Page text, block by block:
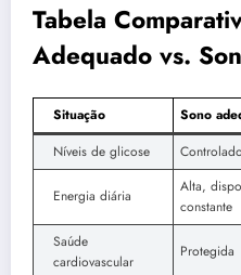
Tabela
Adequado vs.
Situação Sono
Níveis de glicose
Energia diária
Alta,
constante
Saúde
cardiovascular
Protegida